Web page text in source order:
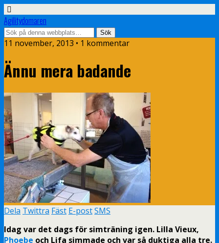
Agilitydomaren
11 november, 2013 • 1 kommentar
Ännu mera badande
Dela Twittra Fäst E-postSMS
Idag var det dags för simträning igen. Lilla Vieux,
Phoebe och Lifa simmade och var så duktiga alla tre.